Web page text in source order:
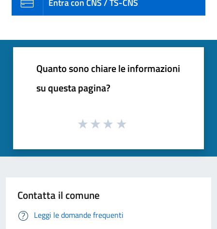
Quanto sono chiare le informazioni
su questa pagina?
Contatta il comune
Leggi le domande frequenti